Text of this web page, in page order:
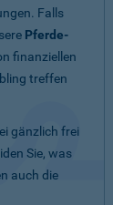
Falls
Pferde-
finanziellen
treffen
gänzlich frei
Sie, was
auch die